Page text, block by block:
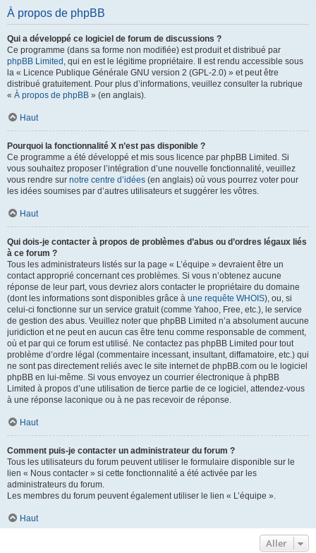
À propos de phpBB
Qui a développé ce logiciel de forum de discussions ?
Ce programme (dans sa forme non modifiée) est produit et distribué par
phpBB Limited , qui en est le légitime propriétaire. Il est rendu accessible sous
la « Licence Publique Générale GNU version 2 (GPL-2.0) » et peut être
distribué gratuitement. Pour plus d’informations, veuillez consulter la rubrique
« À propos de phpBB » (en anglais).
Haut
Pourquoi la fonctionnalité X n’est pas disponible ?
Ce programme a été développé et mis sous licence par phpBB Limited. Si
vous souhaitez proposer l’intégration d’une nouvelle fonctionnalité, veuillez
vous rendre sur notre centre d’idées (en anglais) où vous pourrez voter pour
les idées soumises par d’autres utilisateurs et suggérer les vôtres.
Haut
Qui dois-je contacter à propos de problèmes d’abus ou d’ordres légaux liés
à ce forum ?
Tous les administrateurs listés sur la page « L’équipe » devraient être un
contact approprié concernant ces problèmes. Si vous n’obtenez aucune
réponse de leur part, vous devriez alors contacter le propriétaire du domaine
(dont les informations sont disponibles grâce à une requête WHOIS), ou, si
celui-ci fonctionne sur un service gratuit (comme Yahoo, Free, etc.), le service
de gestion des abus. Veuillez noter que phpBB Limited n’a absolument aucune
juridiction et ne peut en aucun cas être tenu comme responsable de comment,
où et par qui ce forum est utilisé. Ne contactez pas phpBB Limited pour tout
problème d’ordre légal (commentaire incessant, insultant, diffamatoire, etc.) qui
ne sont pas directement reliés avec le site internet de phpBB.com ou le logiciel
phpBB en lui-même. Si vous envoyez un courrier électronique à phpBB
Limited à propos d’une utilisation de tierce partie de ce logiciel, attendez-vous
à une réponse laconique ou à ne pas recevoir de réponse.
Haut
Comment puis-je contacter un administrateur du forum ?
Tous les utilisateurs du forum peuvent utiliser le formulaire disponible sur le
lien « Nous contacter » si cette fonctionnalité a été activée par les
administrateurs du forum.
Les membres du forum peuvent également utiliser le lien « L’équipe ».
Haut
Aller